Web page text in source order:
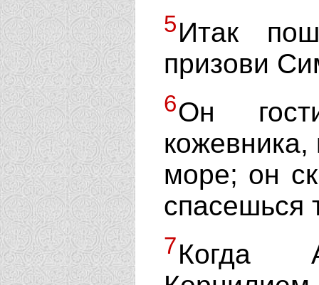
5Итак
призови
6Он
кожевника,
море; он
спасешься
7Когда